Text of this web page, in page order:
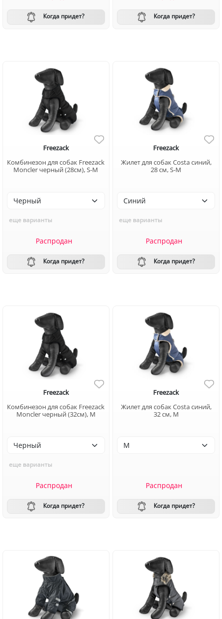
Когда придет? Когда придет?
Freezack
Комбинезон для собак Freezack
Moncler черный (28см), S-M
еще варианты
Распродан
Когда придет?
Freezack
Жилет для собак Costa синий,
28 см, S-M
еще варианты
Распродан
Когда придет?
Freezack
Комбинезон для собак Freezack
Moncler черный (32см), М
еще варианты
Распродан
Когда придет?
Freezack
Жилет для собак Costa синий,
32 см, M
Распродан
Когда придет?